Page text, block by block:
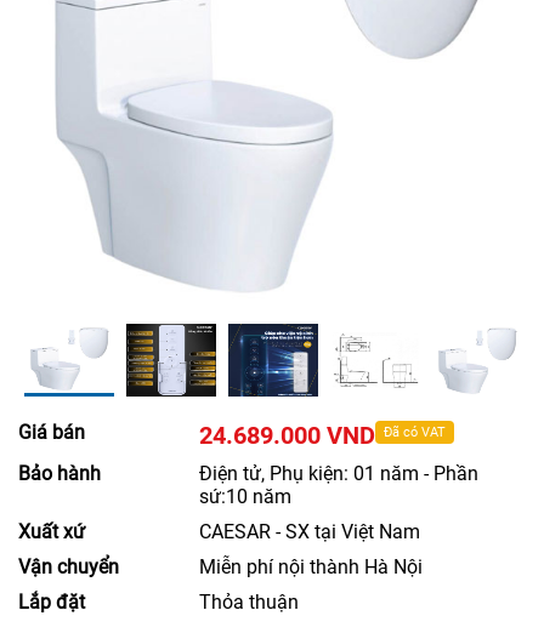
Giá bán 24.689.000 VND Đã có VAT
Bảo hành
Điện tử, Phụ kiện: 01 năm - Phần
sứ:10 năm
Xuất xứ
CAESAR - SX tại Việt Nam
Vận chuyển
Miễn phí nội thành Hà Nội
Lắp đặt
Thỏa thuận